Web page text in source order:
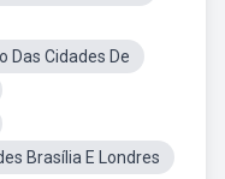
Das Cidades De
Brasília E Londres